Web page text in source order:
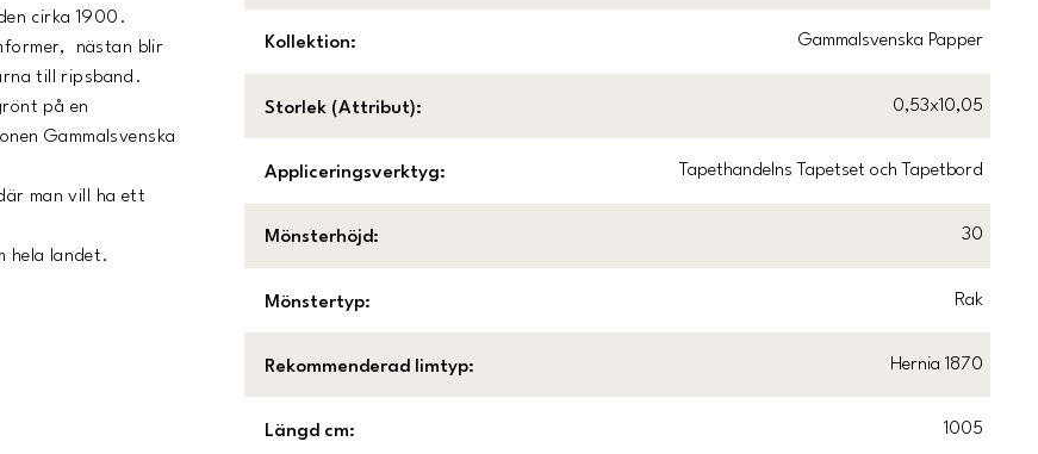
cirka 1900.
nästan blir
till ripsband.
på en
Gammalsvenska
man vill ha ett
hela landet.
Kollektion: Gammalsvenska Papper
Storlek (Attribut): 0,53x10,05
Appliceringsverktyg: Tapethandelns Tapetset och Tapetbord
Mönsterhöjd: 30
Mönstertyp: Rak
Rekommenderad limtyp: Hernia 1870
Längd cm: 1005